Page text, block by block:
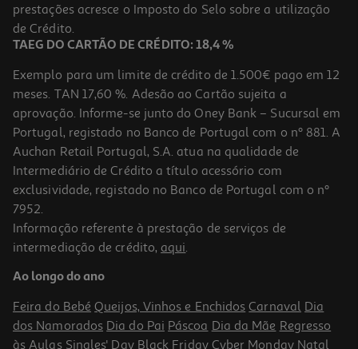
19,99 €
Teclado S/fios Hp 220
24.99 €/un
24,99 €
prestações acresce o Imposto do Selo sobre a utilização
de Crédito.
TAEG DO CARTÃO DE CRÉDITO: 18,4 %
Exemplo para um limite de crédito de 1.500€ pago em 12
meses. TAN 17,60 %. Adesão ao Cartão sujeita a
aprovação. Informe-se junto do Oney Bank – Sucursal em
Portugal, registado no Banco de Portugal com o nº 881. A
Auchan Retail Portugal, S.A. atua na qualidade de
Intermediário de Crédito a título acessório com
exclusividade, registado no Banco de Portugal com o nº
7952.
Informação referente à prestação de serviços de
intermediação de crédito, aqui.
Ao longo do ano
Feira do Bebé Queijos, Vinhos e Enchidos Carnaval Dia
dos Namorados Dia do Pai Páscoa Dia da Mãe Regresso
às Aulas Singles' Day Black Friday Cyber Monday Natal